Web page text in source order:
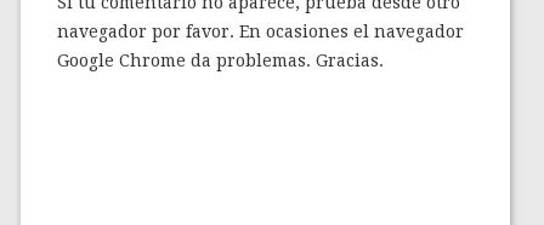
navegador por favor. En ocasiones el navegador
Google Chrome da problemas. Gracias.